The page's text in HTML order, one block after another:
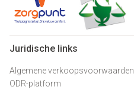
Juridische links
Algemene verkoopsvoorwaarden
ODR-platform